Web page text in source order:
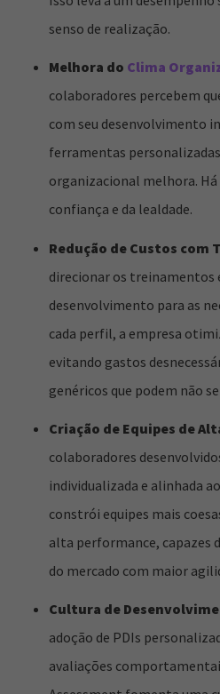
senso de realização.
Melhora do Clima
colaboradores percebem
com seu desenvolvimento
ferramentas
organizacional melhora.
confiança e da lealdade.
Redução de Custos com
direcionar os treinamentos
desenvolvimento para as
cada perfil, a empresa
evitando gastos
genéricos que podem não
Criação de Equipes de
colaboradores
individualizada e alinhada
constrói equipes mais
alta performance, capazes
do mercado com maior
Cultura de
adoção de PDIs
avaliações